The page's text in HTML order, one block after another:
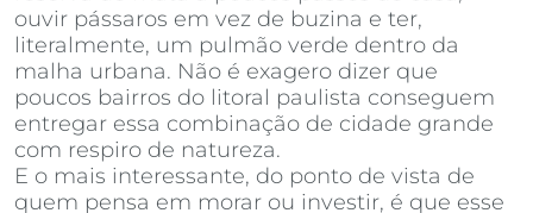
ouvir pássaros em vez de buzina e ter,
literalmente, um pulmão verde dentro da
malha urbana. Não é exagero dizer que
poucos bairros do litoral paulista conseguem
entregar essa combinação de cidade grande
com respiro de natureza.
E o mais interessante, do ponto de vista de
quem pensa em morar ou investir, é que esse